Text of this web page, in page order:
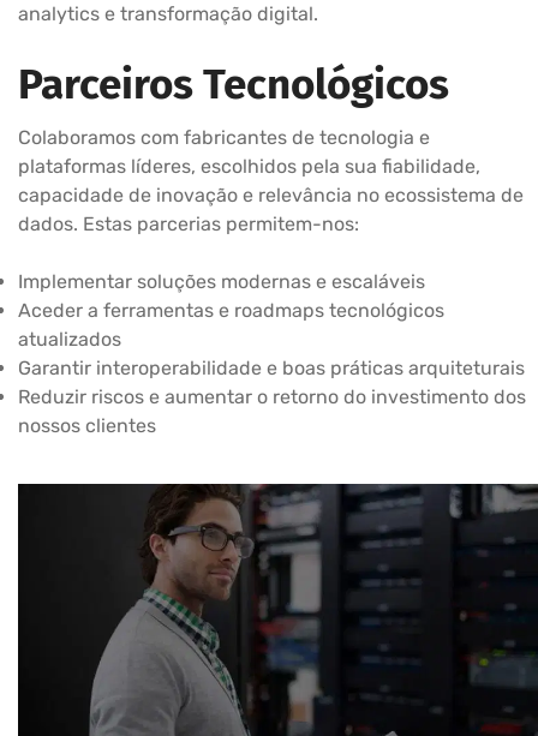
analytics e transformação digital.
Parceiros Tecnológicos
Colaboramos com fabricantes de tecnologia e
plataformas líderes, escolhidos pela sua fiabilidade,
capacidade de inovação e relevância no ecossistema de
dados. Estas parcerias permitem-nos:
Implementar soluções modernas e escaláveis
Aceder a ferramentas e roadmaps tecnológicos
atualizados
Garantir interoperabilidade e boas práticas arquiteturais
Reduzir riscos e aumentar o retorno do investimento dos
nossos clientes